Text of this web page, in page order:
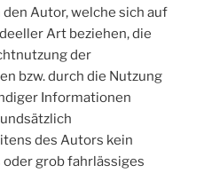
Autor, welche sich auf
Art beziehen, die
der
bzw. durch die Nutzung
Informationen
des Autors kein
grob fahrlässiges